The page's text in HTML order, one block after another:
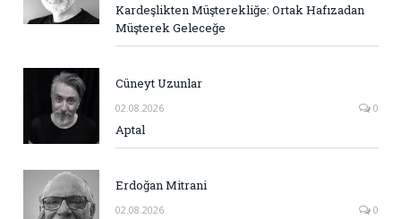
Kardeşlikten Müşterekliğe: Ortak Hafızadan
Müşterek Geleceğe
Cüneyt Uzunlar
02.08.2026 0
Aptal
Erdoğan Mitrani
02.08.2026 0